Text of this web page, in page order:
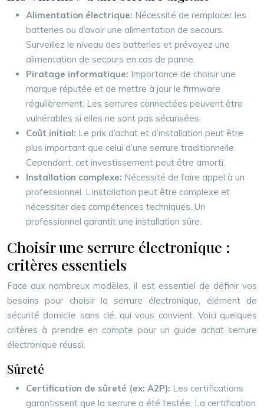
Alimentation électrique: Nécessité de remplacer les
batteries ou d’avoir une alimentation de secours.
Surveillez le niveau des batteries et prévoyez une
alimentation de secours en cas de panne.
Piratage informatique: Importance de choisir une
marque réputée et de mettre à jour le firmware
régulièrement. Les serrures connectées peuvent être
vulnérables si elles ne sont pas sécurisées.
Coût initial: Le prix d’achat et d’installation peut être
plus important que celui d’une serrure traditionnelle.
Cependant, cet investissement peut être amorti.
Installation complexe: Nécessité de faire appel à un
professionnel. L’installation peut être complexe et
nécessiter des compétences techniques. Un
professionnel garantit une installation sûre.
Choisir une serrure électronique :
critères essentiels
Face aux nombreux modèles, il est essentiel de définir vos
besoins pour choisir la serrure électronique, élément de
sécurité domicile sans clé, qui vous convient. Voici quelques
critères à prendre en compte pour un guide achat serrure
électronique réussi.
Sûreté
Certification de sûreté (ex: A2P): Les certifications
garantissent que la serrure a été testée. La certification